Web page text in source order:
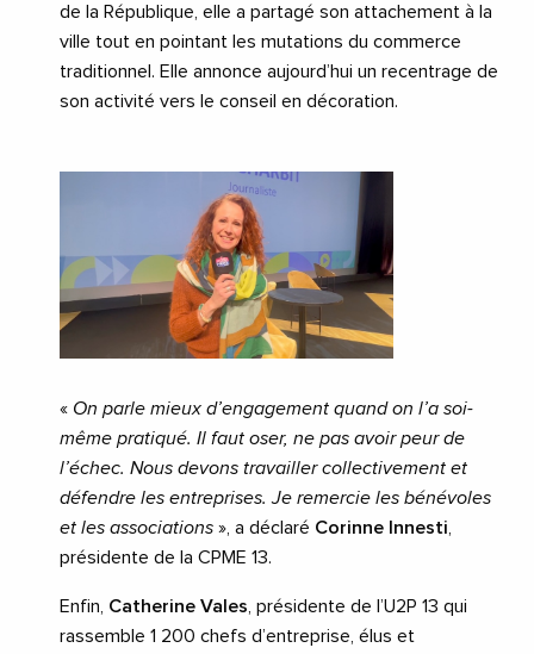
de la République, elle a partagé son attachement à la
ville tout en pointant les mutations du commerce
traditionnel. Elle annonce aujourd’hui un recentrage de
son activité vers le conseil en décoration.
« On parle mieux d’engagement quand on l’a soi-
même pratiqué. Il faut oser, ne pas avoir peur de
l’échec. Nous devons travailler collectivement et
défendre les entreprises. Je remercie les bénévoles
et les associations », a déclaré Corinne Innesti
présidente de la CPME 13.
Enfin, Catherine Vales , présidente de l’U2P 13 qui
rassemble 1 200 chefs d’entreprise, élus et